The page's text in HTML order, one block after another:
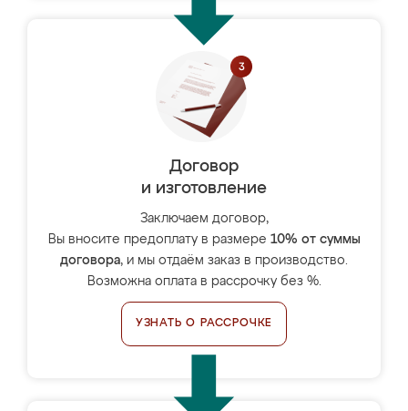
Договор
и изготовление
Заключаем договор,
Вы вносите предоплату в размере 10% от суммы
договора, и мы отдаём заказ в производство.
Возможна оплата в рассрочку без %.
УЗНАТЬ О РАССРОЧКЕ